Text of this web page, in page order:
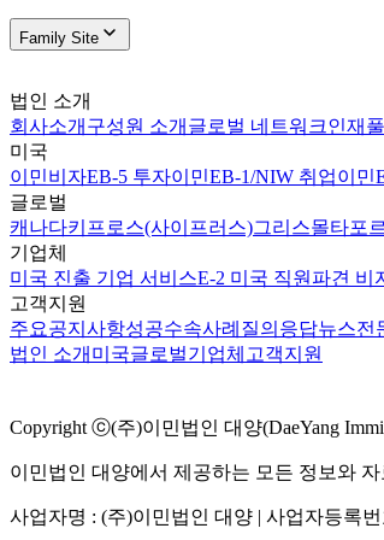
Family Site
법인 소개
회사소개 구성원 소개 글로벌 네트워크인재풀
미국
이민비자EB-5 투자이민EB-1/NIW 취업이민
글로벌
캐나다키프로스(사이프러스)그리스몰타포
기업체
미국 진출 기업 서비스E-2 미국 직원파견 비
고객지원
주요공지사항성공수속사례 질의응답뉴스전
법인 소개 미국글로벌기업체 고객지원
Copyright ⓒ(주)이민법인 대양(DaeYang
이민법인 대양에서 제공하는 모든 정보와
사업자명 : (주)이민법인 대양 | 사업자등록번